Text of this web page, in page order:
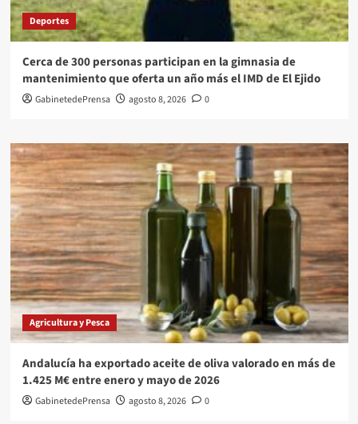
Deportes
Cerca de 300 personas participan en la gimnasia de
mantenimiento que oferta un año más el IMD de El Ejido
GabinetedePrensa agosto 8, 2026 0
Agricultura y Pesca
Andalucía ha exportado aceite de oliva valorado en más de
1.425 M€ entre enero y mayo de 2026
GabinetedePrensa agosto 8, 2026 0